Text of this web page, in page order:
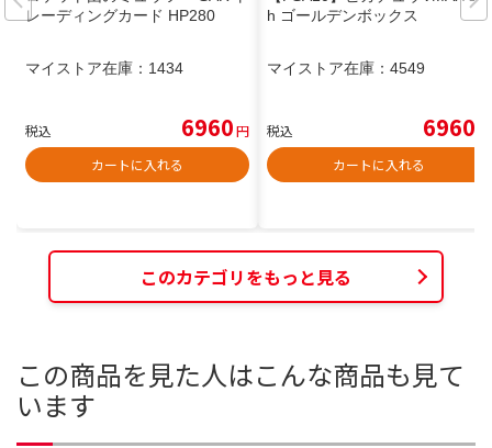
レーディングカード HP280
マイストア在庫： 1434
税込 6960円
カートに入れる
h ゴールデンボックス
マイストア在庫： 4549
税込 6960
カートに入れる
このカテゴリをもっと見る
この商品を見た人はこんな商品も見て
います